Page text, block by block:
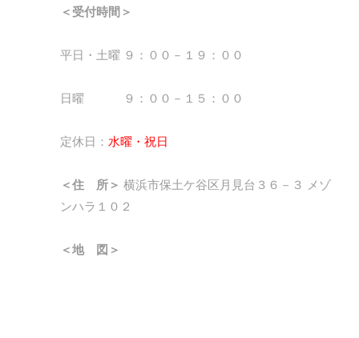
＜受付時間＞
平日・土曜 ９：００－１９：００
日曜 ９：００－１５：００
定休日： 水曜・祝日
＜住 所＞ 横浜市保土ケ谷区月見台３６－３ メゾ
ンハラ１０２
＜地 図＞